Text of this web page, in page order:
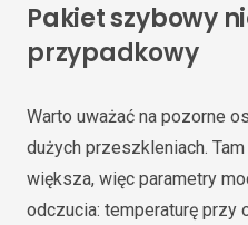
Pakiet szybowy
przypadkowy
Warto uważać na pozorne
dużych przeszkleniach.
większa, więc parametry
odczucia: temperaturę przy